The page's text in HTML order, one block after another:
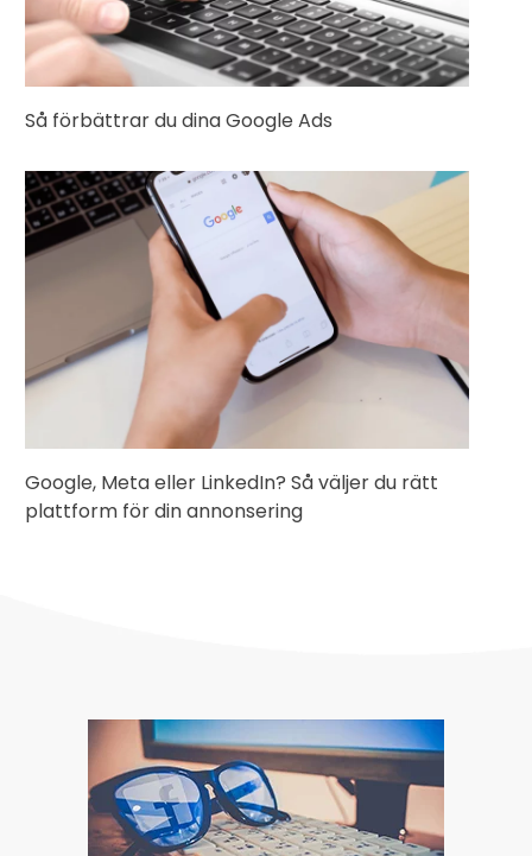
Så förbättrar du dina Google Ads
Google, Meta eller LinkedIn? Så väljer du rätt
plattform för din annonsering